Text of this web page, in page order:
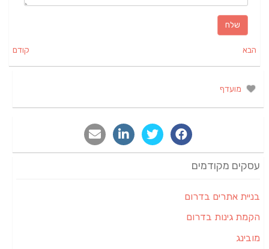
קודם הבא
מועדף
עסקים מקודמים
בניית אתרים בדרום
הקמת גינות בדרום
מובינג